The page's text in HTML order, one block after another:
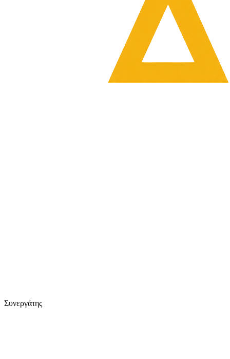
Συνεργάτης